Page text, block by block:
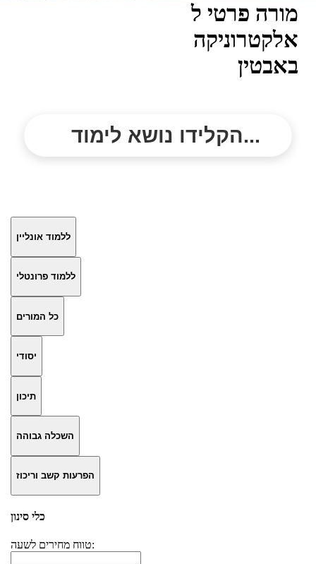
מורה פרטי ל
אלקטרוניקה
באבטין
הקלידו נושא לימוד...
ללמוד אונליין
ללמוד פרונטלי
כל המורים
יסודי
תיכון
השכלה גבוהה
הפרעות קשב וריכוז
כלי סינון
טווח מחירים לשעה: